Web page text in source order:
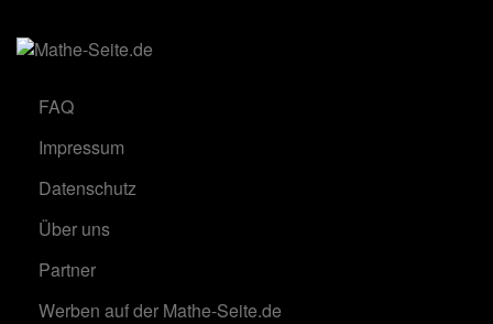
FAQ
Impressum
Datenschutz
Über uns
Partner
Werben auf der Mathe-Seite.de